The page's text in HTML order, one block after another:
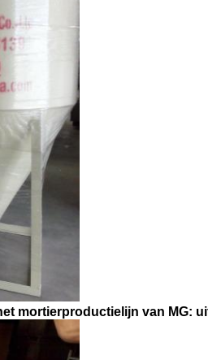
mortierproductielijn van MG: